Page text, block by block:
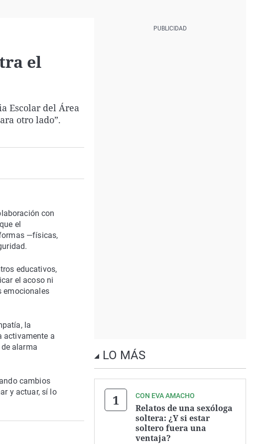
el
Escolar del Área
otro lado”.
con
el
—físicas,
educativos,
el acoso ni
emocionales
la
activamente a
alarma
cambios
y actuar, sí lo
LO MÁS
CON EVA AMACHO
Relatos de una sexóloga
soltera: ¿Y si estar
soltero fuera una
ventaja?